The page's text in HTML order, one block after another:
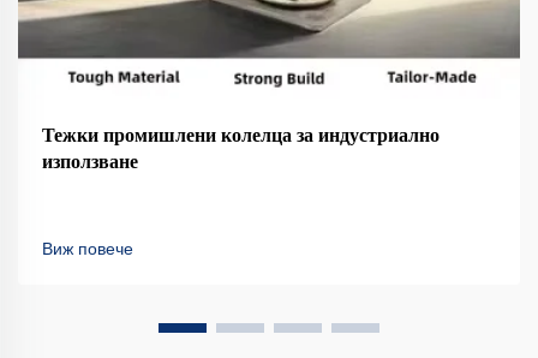
Тежки промишлени колелца за индустриално
използване
Виж повече